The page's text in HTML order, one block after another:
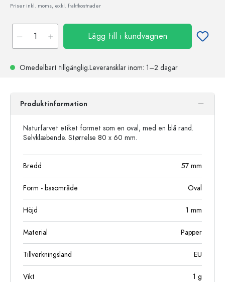
Priser inkl. moms, exkl. fraktkostnader
Lägg till i kundvagnen
Omedelbart tillgänglig.Leveransklar inom: 1–2 dagar
Produktinformation
Naturfarvet etiket formet som en oval, med en blå rand.
Selvklæbende. Størrelse 80 x 60 mm.
Bredd 57 mm
Form - basområde Oval
Höjd 1 mm
Material Papper
Tillverkningsland EU
Vikt 1 g